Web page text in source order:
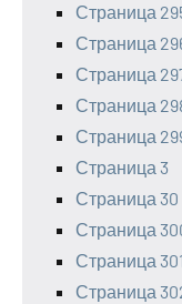
Страница
Страница
Страница
Страница
Страница
Страница 3
Страница 30
Страница
Страница 301
Страница